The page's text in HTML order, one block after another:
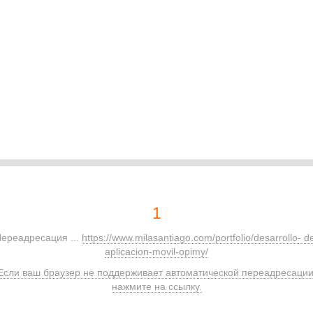
1
... https://www.milasantiago.com/portfolio/desarrollo-
aplicacion-movil-opimy/
ваш браузер не поддерживает автоматической
нажмите на ссылку.